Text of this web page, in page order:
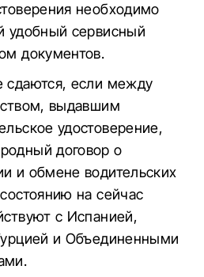
необходимо
удобный сервисный
документов.
сдаются, если между
выдавшим
удостоверение,
договор о
и обмене водительских
на сейчас
с Испанией,
и Объединенными